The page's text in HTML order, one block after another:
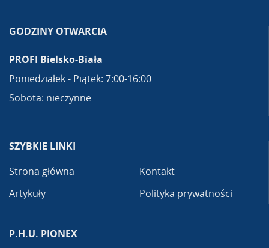
GODZINY OTWARCIA
PROFI Bielsko-Biała
Poniedziałek - Piątek: 7:00-16:00
Sobota: nieczynne
SZYBKIE LINKI
Strona główna
Artykuły
Kontakt
Polityka prywatności
P.H.U. PIONEX